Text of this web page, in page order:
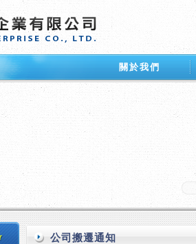
關於我們
公司搬遷通知